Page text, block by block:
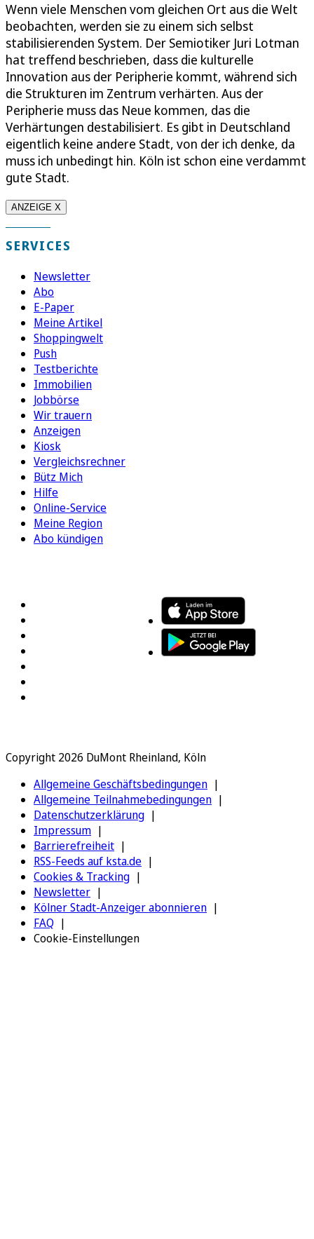
Wenn viele Menschen vom gleichen Ort aus die Welt
beobachten, werden sie zu einem sich selbst
stabilisierenden System. Der Semiotiker Juri Lotman
hat treffend beschrieben, dass die kulturelle
Innovation aus der Peripherie kommt, während sich
die Strukturen im Zentrum verhärten. Aus der
Peripherie muss das Neue kommen, das die
Verhärtungen destabilisiert. Es gibt in Deutschland
eigentlich keine andere Stadt, von der ich denke, da
muss ich unbedingt hin. Köln ist schon eine verdammt
gute Stadt.
ANZEIGE X
SERVICES
Newsletter
Abo
E-Paper
Meine Artikel
Shoppingwelt
Push
Testberichte
Immobilien
Jobbörse
Wir trauern
Anzeigen
Kiosk
Vergleichsrechner
Bütz Mich
Hilfe
Online-Service
Meine Region
Abo kündigen
Copyright 2026 DuMont Rheinland, Köln
Allgemeine Geschäftsbedingungen
Allgemeine Teilnahmebedingungen
Datenschutzerklärung
Impressum
Barrierefreiheit
RSS-Feeds auf ksta.de
Cookies & Tracking
Newsletter
Kölner Stadt-Anzeiger abonnieren
FAQ
Cookie-Einstellungen